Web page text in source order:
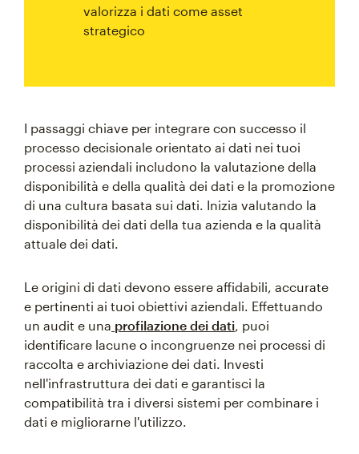
valorizza i dati come asset
strategico
I passaggi chiave per integrare con successo il
processo decisionale orientato ai dati nei tuoi
processi aziendali includono la valutazione della
disponibilità e della qualità dei dati e la promozione
di una cultura basata sui dati. Inizia valutando la
disponibilità dei dati della tua azienda e la qualità
attuale dei dati.
Le origini di dati devono essere affidabili, accurate
e pertinenti ai tuoi obiettivi aziendali. Effettuando
un audit e una profilazione dei dati, puoi
identificare lacune o incongruenze nei processi di
raccolta e archiviazione dei dati. Investi
nell'infrastruttura dei dati e garantisci la
compatibilità tra i diversi sistemi per combinare i
dati e migliorarne l'utilizzo.